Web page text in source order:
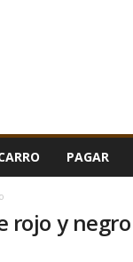
PAGAR
rojo y negro